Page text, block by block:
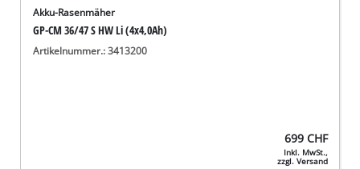
Akku-Rasenmäher
GP-CM 36/47 S HW Li (4x4,0Ah)
Artikelnummer.: 3413200
699 CHF
Inkl. MwSt.,
zzgl. Versand